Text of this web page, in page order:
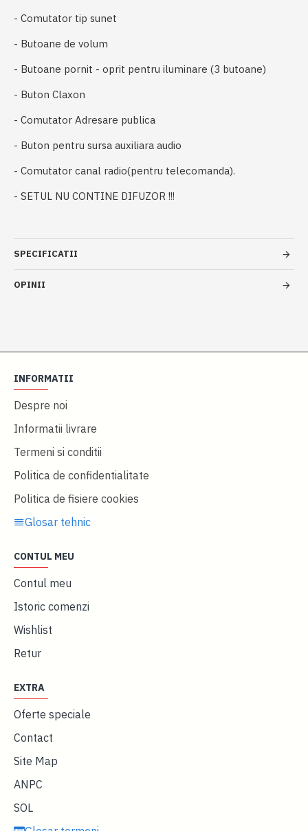
- Comutator tip sunet
- Butoane de volum
- Butoane pornit - oprit pentru iluminare (3 butoane)
- Buton Claxon
- Comutator Adresare publica
- Buton pentru sursa auxiliara audio
- Comutator canal radio(pentru telecomanda).
- SETUL NU CONTINE DIFUZOR !!!
SPECIFICATII
OPINII
INFORMATII
Despre noi
Informatii livrare
Termeni si conditii
Politica de confidentialitate
Politica de fisiere cookies
Glosar tehnic
CONTUL MEU
Contul meu
Istoric comenzi
Wishlist
Retur
EXTRA
Oferte speciale
Contact
Site Map
ANPC
SOL